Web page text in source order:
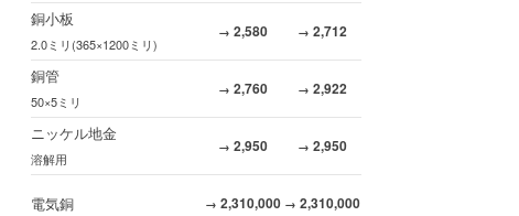
銅小板
2.0ミリ(365×1200ミリ)
→ 2,580 → 2,712
銅管
50×5ミリ
→ 2,760 → 2,922
ニッケル地金
溶解用
→ 2,950 → 2,950
電気銅 → 2,310,000 → 2,310,000